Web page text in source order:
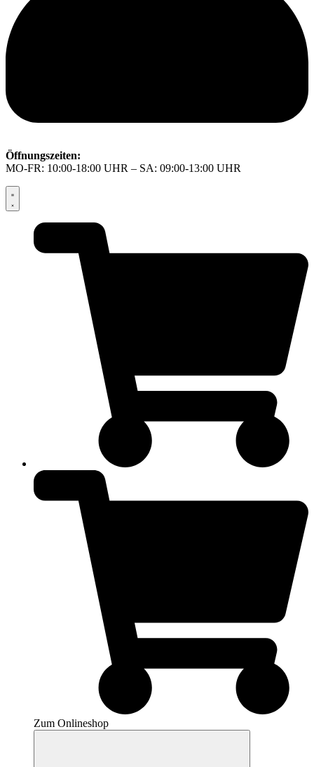
Öffnungszeiten:
MO-FR: 10:00-18:00 UHR – SA: 09:00-13:00 UHR
Zum Onlineshop